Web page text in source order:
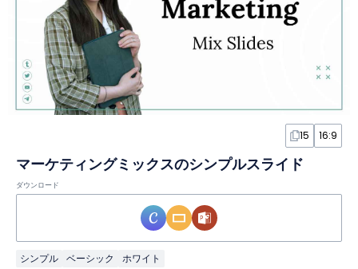
15 16:9
マーケティングミックスのシンプルスライド
ダウンロード
シンプル ベーシック ホワイト